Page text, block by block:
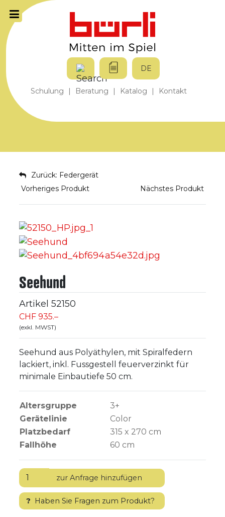
Schulung | Beratung | Katalog | Kontakt
DE
Zurück: Federgerät
Vorheriges Produkt
Nächstes Produkt
Seehund
Artikel 52150
CHF 935.–
(exkl. MWST)
Seehund aus Polyäthylen, mit Spiralfedern
lackiert, inkl. Fussgestell feuerverzinkt für
minimale Einbautiefe 50 cm.
Altersgruppe
3+
Gerätelinie
Color
Platzbedarf
315 x 270 cm
Fallhöhe
60 cm
? Haben Sie Fragen zum Produkt?